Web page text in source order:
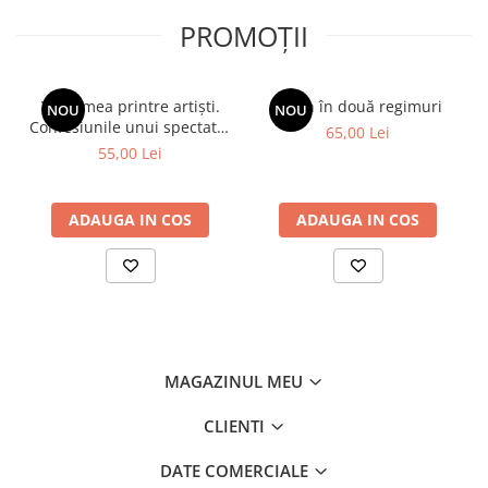
PROMOȚII
NOU
Viața mea printre artiști.
Confesiunile unui spectator
fidel
55,00 Lei
ADAUGA IN COS
NOU
Spion în două regimuri
65,00 Lei
ADAUGA IN COS
MAGAZINUL MEU
CLIENTI
DATE COMERCIALE